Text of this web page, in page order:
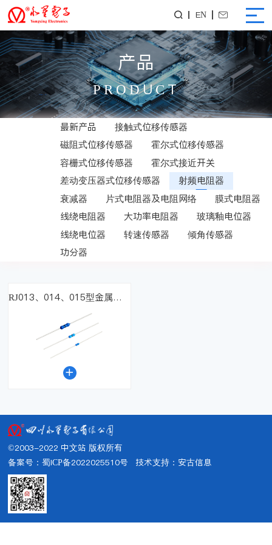
 EN 
产品
PRODUCT
最新产品
接触式位移传感器
磁阻式位移传感器
霍尔式位移传感器
容栅式位移传感器
霍尔式接近开关
差动变压器式位移传感器
射频电阻器
衰减器
片式电阻器及电阻网络
膜式电阻器
线绕电阻器
大功率电阻器
玻璃釉电位器
线绕电位器
转速传感器
倾角传感器
功分器
RJ013、014、015型金属膜电阻器

©2003-2022 中文站 版权所有
备案号：蜀ICP备2022025510号 技术支持： 安古信息